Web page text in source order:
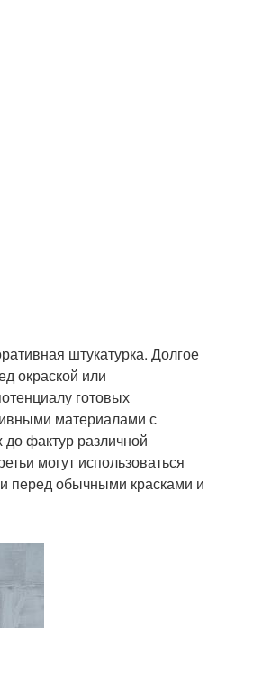
штукатурка. Долгое
окраской или
готовых
материалами с
фактур различной
могут использоваться
перед обычными красками и